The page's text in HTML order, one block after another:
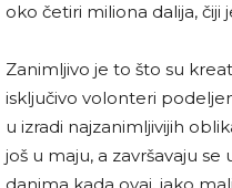
oko četiri miliona dalija, čiji
Zanimljivo je to što su
isključivo volonteri
u izradi najzanimljivijih
još u maju, a završavaju